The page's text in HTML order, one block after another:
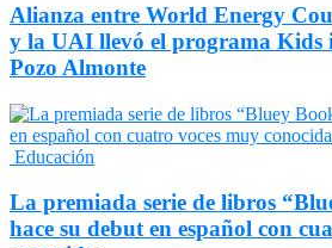
Alianza entre World Energy
y la UAI llevó el programa Kids
Pozo Almonte
Educación
La premiada serie de libros
hace su debut en español con